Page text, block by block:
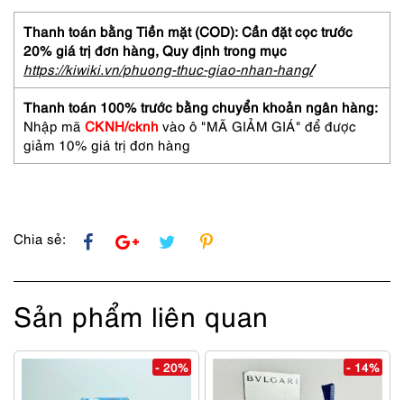
nữ-
Gần
như
mới-
LOEWE
VLW401J
eyeglasses
frame
số
Thanh toán bằng Tiền mặt (COD): Cần đặt cọc trước
20% giá trị đơn hàng, Quy định trong mục
https://kiwiki.vn/phuong-thuc-giao-nhan-hang/
Thanh toán 100% trước bằng chuyển khoản ngân hàng:
Nhập mã CKNH/cknh vào ô "MÃ GIẢM GIÁ" để được
giảm 10% giá trị đơn hàng
Chia sẻ:
Sản phẩm liên quan
- 20% - 14%